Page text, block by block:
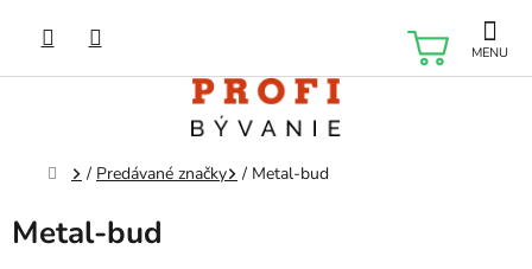
obsah
Domov
/ Predávané značky / Metal-bud
Metal-bud